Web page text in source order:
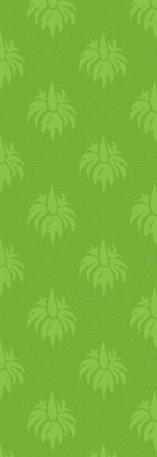
bőrproblé
és
Csípős
hagyma
,
lángra